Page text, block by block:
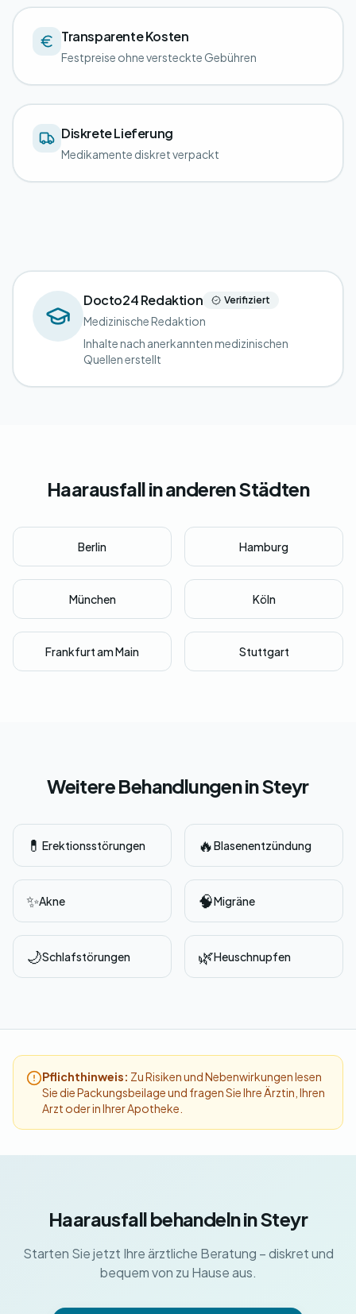
Transparente Kosten
Festpreise ohne versteckte Gebühren
Diskrete Lieferung
Medikamente diskret verpackt
Docto24 Redaktion Verifiziert
Medizinische Redaktion
Inhalte nach anerkannten medizinischen
Quellen erstellt
Haarausfall in anderen Städten
Berlin Hamburg
München Köln
Frankfurt am Main Stuttgart
Weitere Behandlungen in Steyr
💊 Erektionsstörungen 🔥Blasenentzündung
✨Akne 🧠Migräne
🌙Schlafstörungen 🌿Heuschnupfen
Pflichthinweis: Zu Risiken und Nebenwirkungen lesen
Sie die Packungsbeilage und fragen Sie Ihre Ärztin, Ihren
Arzt oder in Ihrer Apotheke.
Haarausfall behandeln in Steyr
Starten Sie jetzt Ihre ärztliche Beratung – diskret und
bequem von zu Hause aus.